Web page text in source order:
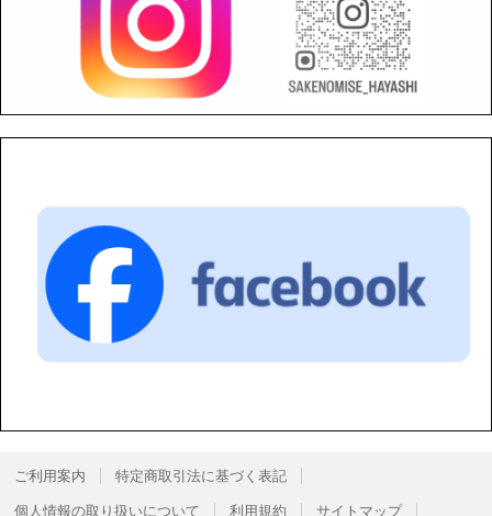
ご利用案内 特定商取引法に基づく表記
個人情報の取り扱いについて 利用規約 サイトマップ